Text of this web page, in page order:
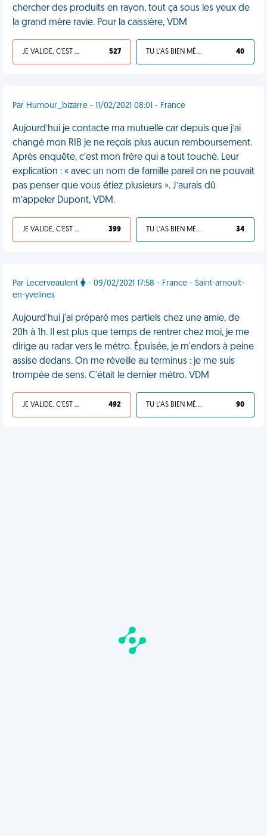
chercher des produits en rayon, tout ça sous les yeux de
la grand mère ravie. Pour la caissière, VDM
JE VALIDE, C'EST UNE VDM 527 TU L'AS BIEN MÉRITÉ 40
Par Humour_bizarre - 11/02/2021 08:01 - France
Aujourd’hui je contacte ma mutuelle car depuis que j’ai
changé mon RIB je ne reçois plus aucun remboursement.
Après enquête, c’est mon frère qui a tout touché. Leur
explication : « avec un nom de famille pareil on ne pouvait
pas penser que vous étiez plusieurs ». J’aurais dû
m’appeler Dupont, VDM.
JE VALIDE, C'EST UNE VDM 399 TU L'AS BIEN MÉRITÉ 34
Par Lecerveaulent
- 09/02/2021 17:58 - France - Saint-arnoult-
en-yvelines
Aujourd'hui j'ai préparé mes partiels chez une amie, de
20h à 1h. Il est plus que temps de rentrer chez moi, je me
dirige au radar vers le métro. Épuisée, je m'endors à peine
assise dedans. On me réveille au terminus : je me suis
trompée de sens. C'était le dernier métro. VDM
JE VALIDE, C'EST UNE VDM 492 TU L'AS BIEN MÉRITÉ 90